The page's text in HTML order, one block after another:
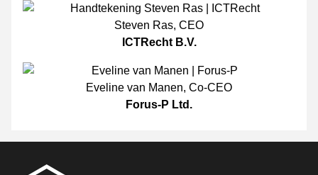
Steven Ras, CEO
ICTRecht B.V.
Eveline van Manen, Co-CEO
Forus-P Ltd.